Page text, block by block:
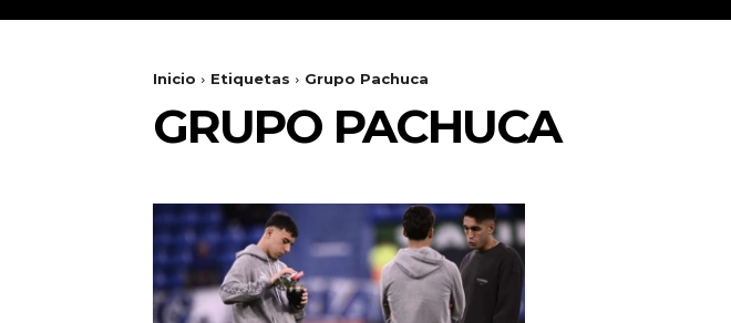
Inicio Etiquetas Grupo Pachuca
GRUPO PACHUCA